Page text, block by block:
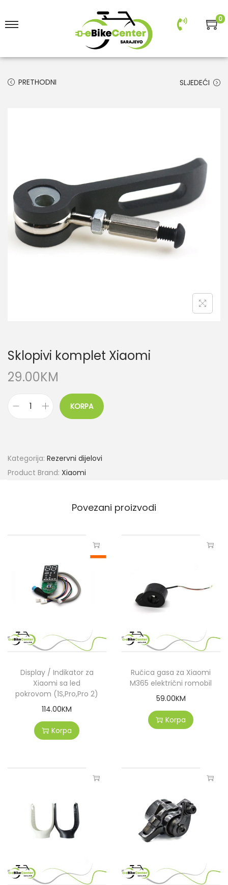
0
PRETHODNI SLJEDEĆI
Sklopivi komplet Xiaomi
29.00KM
KORPA
Kategorija: Rezervni dijelovi
Product Brand: Xiaomi
Povezani proizvodi
Display / Indikator za
Xiaomi sa led
pokrovom (1S,Pro,Pro 2)
114.00KM
Korpa
Ručica gasa za Xiaomi
M365 električni romobil
59.00KM
Korpa